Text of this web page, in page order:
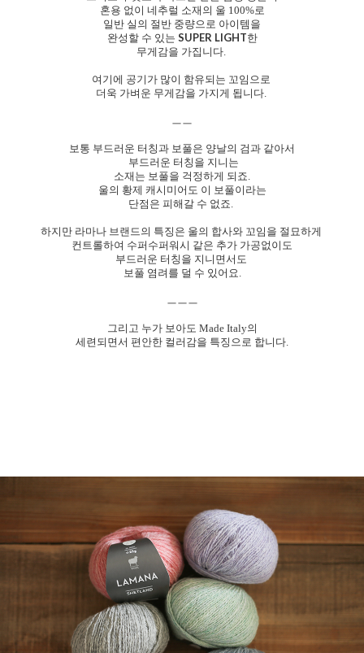
혼용 없이 네추럴 소재의 울 100%로
일반 실의 절반 중량으로 아이템을
완성할 수 있는 SUPER LIGHT한
무게감을 가집니다.
여기에 공기가 많이 함유되는 꼬임으로
더욱 가벼운 무게감을 가지게 됩니다.
ㅡㅡ
보통 부드러운 터칭과 보풀은 양날의 검과 같아서
부드러운 터칭을 지니는
소재는 보풀을 걱정하게 되죠.
울의 황제 캐시미어도 이 보풀이라는
단점은 피해갈 수 없죠.
하지만 라마나 브랜드의 특징은 울의 합사와 꼬임을 절묘하게
컨트롤하여 수퍼수퍼워시 같은 추가 가공없이도
부드러운 터칭을 지니면서도
보풀 염려를 덜 수 있어요.
ㅡㅡㅡ
그리고 누가 보아도 Made Italy의
세련되면서 편안한 컬러감을 특징으로 합니다.